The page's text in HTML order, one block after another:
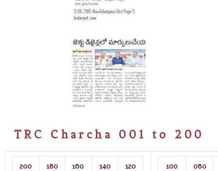
TRC Charcha 001 to 200
200 180 160 140 120 100 080